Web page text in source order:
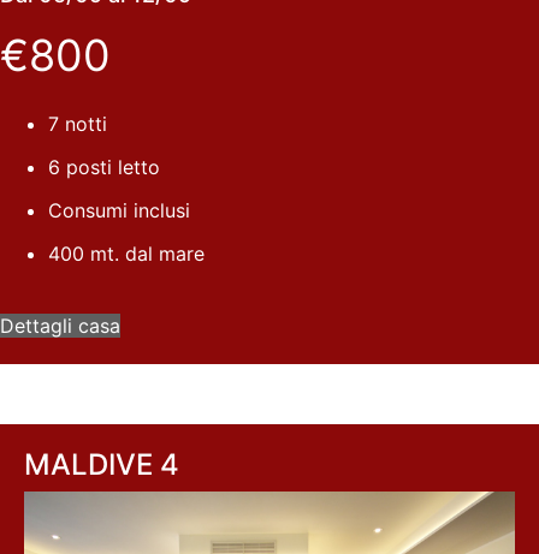
€800
7 notti
6 posti letto
Consumi inclusi
400 mt. dal mare
Dettagli casa
MALDIVE 4